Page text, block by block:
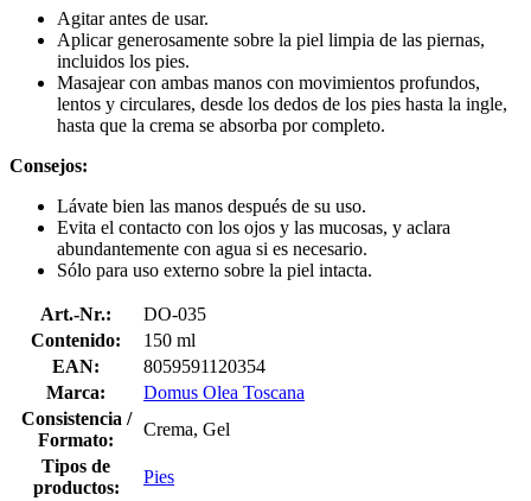
Agitar antes de usar.
Aplicar generosamente sobre la piel limpia de las piernas,
incluidos los pies.
Masajear con ambas manos con movimientos profundos,
lentos y circulares, desde los dedos de los pies hasta la ingle,
hasta que la crema se absorba por completo.
Consejos:
Lávate bien las manos después de su uso.
Evita el contacto con los ojos y las mucosas, y aclara
abundantemente con agua si es necesario.
Sólo para uso externo sobre la piel intacta.
Art.-Nr.:
DO-035
Contenido:
150 ml
EAN:
8059591120354
Marca:
Domus Olea Toscana
Consistencia /
Formato:
Crema, Gel
Tipos de
productos:
Pies